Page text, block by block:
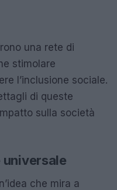
una rete di
stimolare
l’inclusione sociale.
di queste
sulla società
universale
che mira a